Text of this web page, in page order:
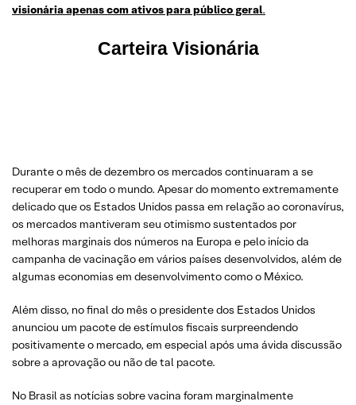
visionária apenas com ativos para público geral.
Carteira Visionária
Durante o mês de dezembro os mercados continuaram a se
recuperar em todo o mundo. Apesar do momento extremamente
delicado que os Estados Unidos passa em relação ao coronavírus,
os mercados mantiveram seu otimismo sustentados por
melhoras marginais dos números na Europa e pelo início da
campanha de vacinação em vários países desenvolvidos, além de
algumas economias em desenvolvimento como o México.
Além disso, no final do mês o presidente dos Estados Unidos
anunciou um pacote de estímulos fiscais surpreendendo
positivamente o mercado, em especial após uma ávida discussão
sobre a aprovação ou não de tal pacote.
No Brasil as notícias sobre vacina foram marginalmente